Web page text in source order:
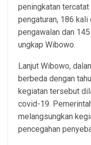
peningkatan
pengaturan, 186
pengawalan dan
ungkap Wibowo.
Lanjut Wibowo,
berbeda dengan
kegiatan tersebut
covid-19.
melangsungkan
pencegahan